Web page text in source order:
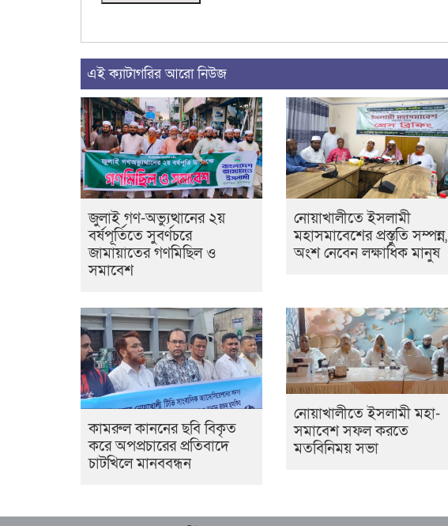
এই ক্যাটাগরির আরো নিউজ
জুলাই গণ-অভ্যুত্থানের ২য়
বর্ষপূর্তিতে সুবর্ণচরে
জামায়াতের গণমিছিল ও
সমাবেশ
নোয়াখালীতে ইসলামী
মহাসমাবেশের প্রস্তুতি সম্পন্ন,
অংশ নেবেন লক্ষাধিক মানুষ
কামরুল কাননের ছবি বিকৃত
করে অপপ্রচারের প্রতিবাদে
চাটখিলে মানববন্ধন
নোয়াখালীতে ইসলামী মহা-
সমাবেশ সফল করতে
মতবিনিময় সভা